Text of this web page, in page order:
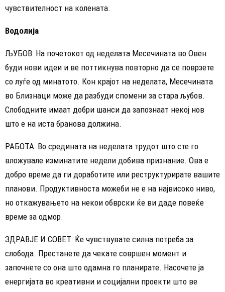
чувствителност на колената.
Водолија
ЉУБОВ: На почетокот од неделата Месечината во Овен
буди нови идеи и ве поттикнува повторно да се поврзете
со луѓе од минатото. Кон крајот на неделата, Месечината
во Близнаци може да разбуди спомени за стара љубов.
Слободните имаат добри шанси да запознаат некој нов
што е на иста бранова должина.
РАБОТА: Во средината на неделата трудот што сте го
вложувале изминатите недели добива признание. Ова е
добро време да ги доработите или реструктурирате вашите
планови. Продуктивноста можеби не е на највисоко ниво,
но откажувањето на некои обврски ќе ви даде повеќе
време за одмор.
ЗДРАВЈЕ И СОВЕТ: Ќе чувствувате силна потреба за
слобода. Престанете да чекате совршен момент и
започнете со она што одамна го планирате. Насочете ја
енергијата во креативни и социјални проекти што ве